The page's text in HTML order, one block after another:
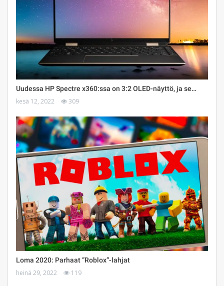
Uudessa HP Spectre x360:ssa on 3:2 OLED-näyttö, ja se…
kesä 12, 2022 309
Loma 2020: Parhaat ”Roblox”-lahjat
heinä 29, 2022 119